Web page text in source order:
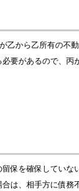
乙から乙所有の不
要があるので、丙
保を確保していな
は、相手方に債務